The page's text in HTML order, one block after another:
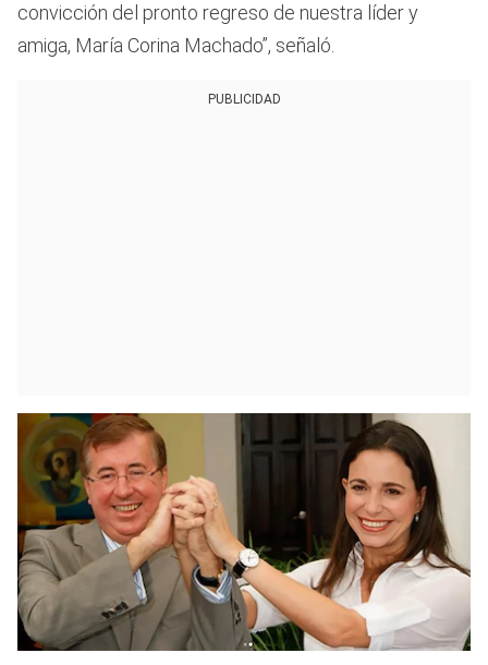
convicción del pronto regreso de nuestra líder y
amiga, María Corina Machado”, señaló.
PUBLICIDAD